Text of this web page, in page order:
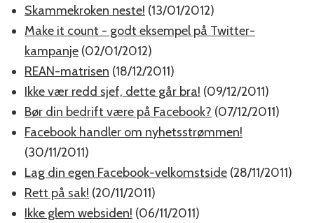
Skammekroken neste! (13/01/2012)
Make it count - godt eksempel på Twitter-
kampanje (02/01/2012)
REAN-matrisen (18/12/2011)
Ikke vær redd sjef, dette går bra! (09/12/2011)
Bør din bedrift være på Facebook? (07/12/2011)
Facebook handler om nyhetsstrømmen!
(30/11/2011)
Lag din egen Facebook-velkomstside (28/11/2011)
Rett på sak! (20/11/2011)
Ikke glem websiden! (06/11/2011)